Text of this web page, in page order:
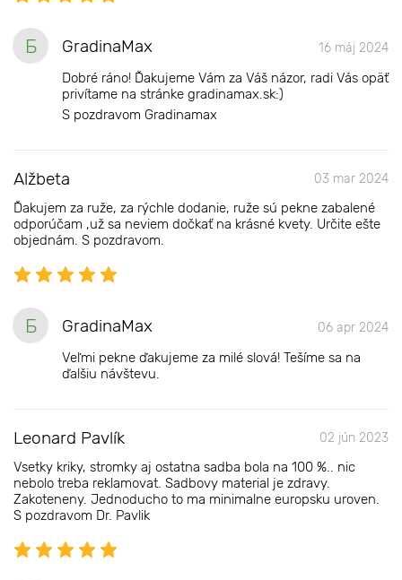
Б GradinaMax 16 máj 2024
Dobré ráno! Ďakujeme Vám za Váš názor, radi Vás opäť
privítame na stránke gradinamax.sk:)
S pozdravom Gradinamax
Alžbeta 03 mar 2024
Ďakujem za ruže, za rýchle dodanie, ruže sú pekne zabalené
odporúčam ,už sa neviem dočkať na krásné kvety. Určite ešte
objednám. S pozdravom.
Б GradinaMax 06 apr 2024
Veľmi pekne ďakujeme za milé slová! Tešíme sa na
ďalšiu návštevu.
Leonard Pavlík 02 jún 2023
Vsetky kriky, stromky aj ostatna sadba bola na 100 %.. nic
nebolo treba reklamovat. Sadbovy material je zdravy.
Zakoteneny. Jednoducho to ma minimalne europsku uroven.
S pozdravom Dr. Pavlik